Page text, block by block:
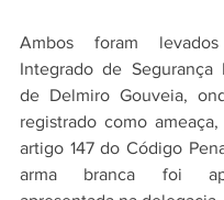
Ambos foram
Integrado de Segurança
de Delmiro Gouveia,
registrado como
artigo 147 do Código
arma branca foi